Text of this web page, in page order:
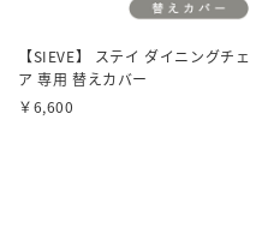
【SIEVE】 ステイ ダイニングチェ
ア 専用 替えカバー
￥6,600